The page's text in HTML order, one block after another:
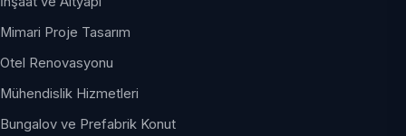
Mimari Proje Tasarım
Otel Renovasyonu
Mühendislik Hizmetleri
Bungalov ve Prefabrik Konut